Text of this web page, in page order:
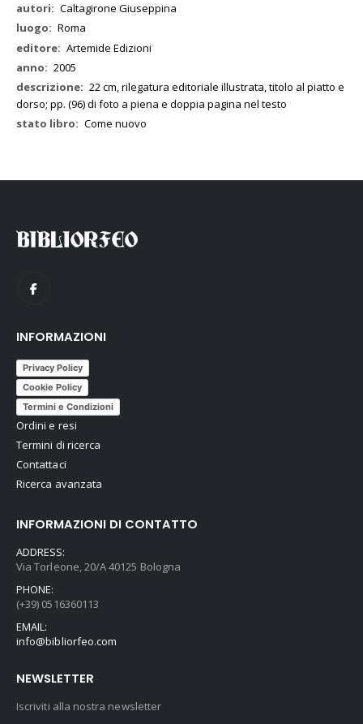
Caltagirone Giuseppina
Roma
Artemide Edizioni
2005
22 cm, rilegatura editoriale illustrata, titolo al piatto e
dorso; pp. (96) di foto a piena e doppia pagina nel testo
Come nuovo
INFORMAZIONI
Privacy Policy
Cookie Policy
Termini e Condizioni
Ordini e resi
Termini di ricerca
Contattaci
Ricerca avanzata
INFORMAZIONI DI CONTATTO
ADDRESS:
Via Torleone, 20/A 40125 Bologna
PHONE:
(+39) 0516360113
EMAIL:
info@bibliorfeo.com
NEWSLETTER
Iscriviti alla nostra newsletter